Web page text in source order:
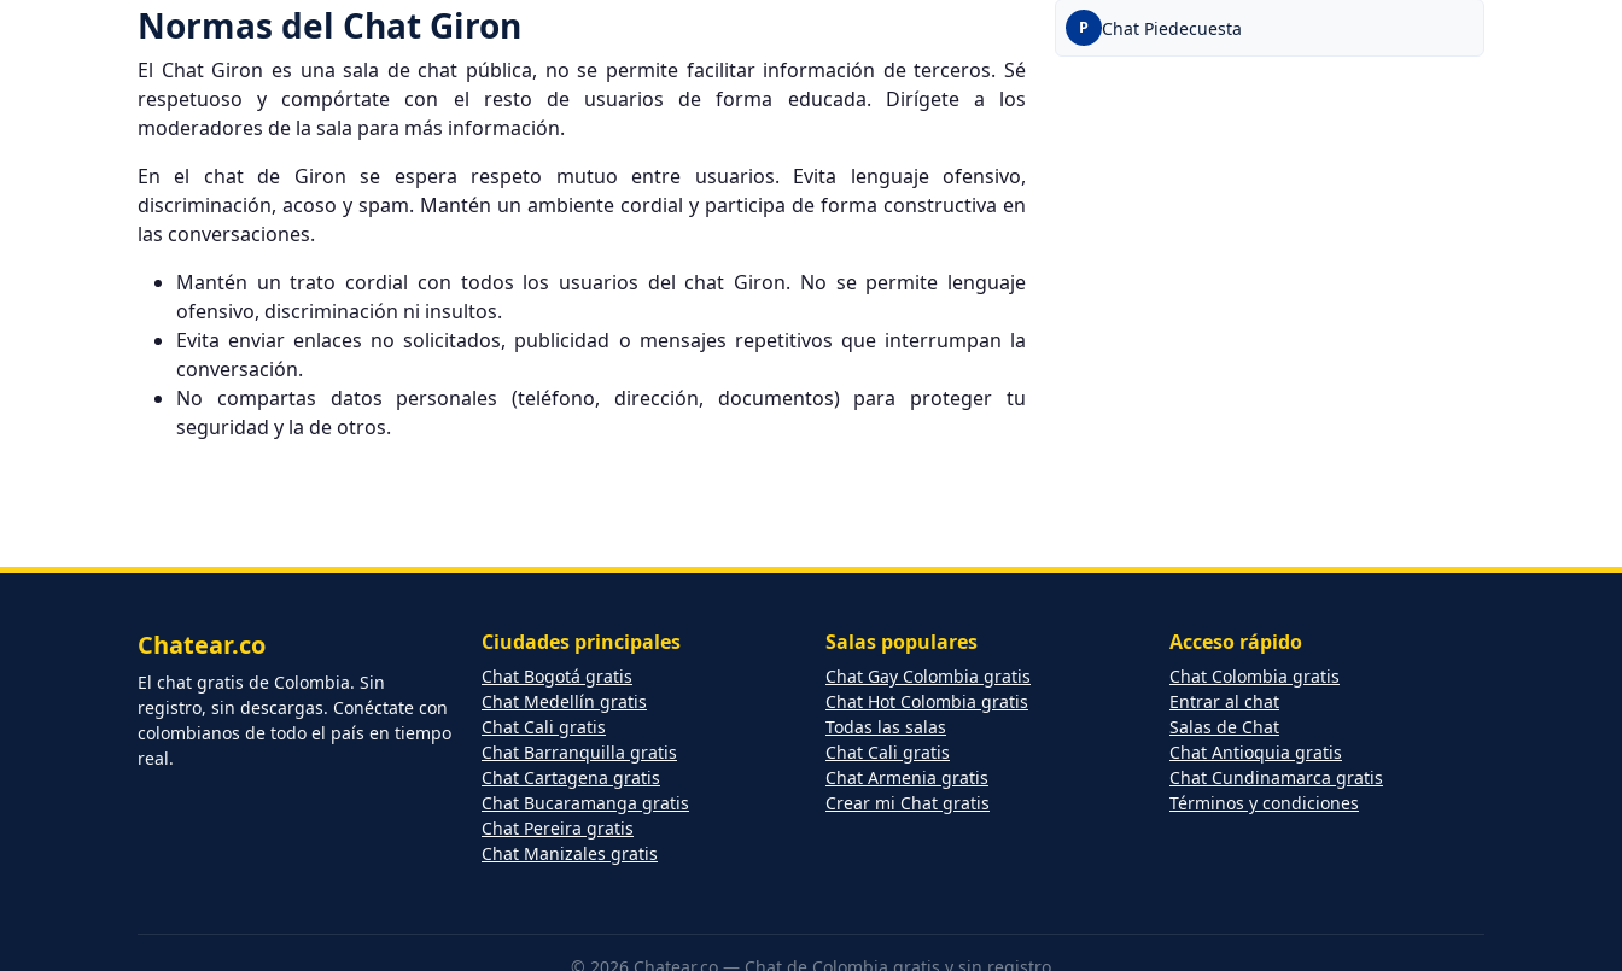
Normas del Chat Giron
El Chat Giron es una sala de chat pública, no se permite facilitar información de terceros. Sé
respetuoso y compórtate con el resto de usuarios de forma educada. Dirígete a los
moderadores de la sala para más información.
En el chat de Giron se espera respeto mutuo entre usuarios. Evita lenguaje ofensivo,
discriminación, acoso y spam. Mantén un ambiente cordial y participa de forma constructiva en
las conversaciones.
Mantén un trato cordial con todos los usuarios del chat Giron. No se permite lenguaje
ofensivo, discriminación ni insultos.
Evita enviar enlaces no solicitados, publicidad o mensajes repetitivos que interrumpan la
conversación.
No compartas datos personales (teléfono, dirección, documentos) para proteger tu
seguridad y la de otros.
P Chat Piedecuesta
Chatear.co
El chat gratis de Colombia. Sin
registro, sin descargas. Conéctate con
colombianos de todo el país en tiempo
real.
Ciudades principales
Chat Bogotá gratis
Chat Medellín gratis
Chat Cali gratis
Chat Barranquilla gratis
Chat Cartagena gratis
Chat Bucaramanga gratis
Chat Pereira gratis
Chat Manizales gratis
Salas populares
Chat Gay Colombia gratis
Chat Hot Colombia gratis
Todas las salas
Chat Cali gratis
Chat Armenia gratis
Crear mi Chat gratis
Acceso rápido
Chat Colombia gratis
Entrar al chat
Salas de Chat
Chat Antioquia gratis
Chat Cundinamarca gratis
Términos y condiciones